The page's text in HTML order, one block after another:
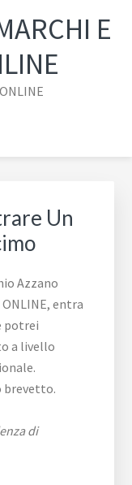
E
Un
Azzano
entra
potrei
a livello
brevetto.
di